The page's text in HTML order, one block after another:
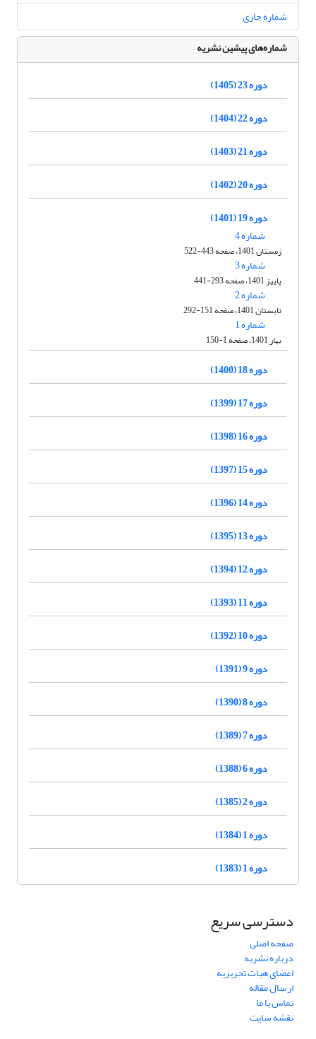
شماره جاری
شماره‌های پیشین نشریه
دوره 23 (1405)
دوره 22 (1404)
دوره 21 (1403)
دوره 20 (1402)
دوره 19 (1401)
شماره 4
زمستان 1401، صفحه 443-522
شماره 3
پاییز 1401، صفحه 293-441
شماره 2
تابستان 1401، صفحه 151-292
شماره 1
بهار 1401، صفحه 1-150
دوره 18 (1400)
دوره 17 (1399)
دوره 16 (1398)
دوره 15 (1397)
دوره 14 (1396)
دوره 13 (1395)
دوره 12 (1394)
دوره 11 (1393)
دوره 10 (1392)
دوره 9 (1391)
دوره 8 (1390)
دوره 7 (1389)
دوره 6 (1388)
دوره 2 (1385)
دوره 1 (1384)
دوره 1 (1383)
دسترسی سریع
صفحه اصلی
درباره نشریه
اعضای هیات تحریریه
ارسال مقاله
تماس با ما
نقشه سایت